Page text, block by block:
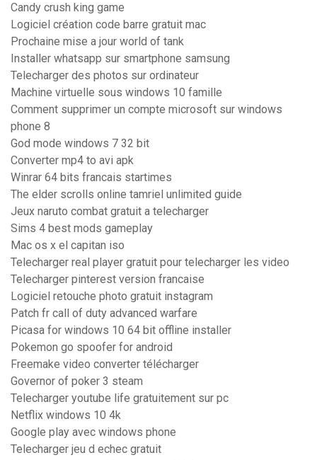
Candy crush king game
Logiciel création code barre gratuit mac
Prochaine mise a jour world of tank
Installer whatsapp sur smartphone samsung
Telecharger des photos sur ordinateur
Machine virtuelle sous windows 10 famille
Comment supprimer un compte microsoft sur windows
phone 8
God mode windows 7 32 bit
Converter mp4 to avi apk
Winrar 64 bits francais startimes
The elder scrolls online tamriel unlimited guide
Jeux naruto combat gratuit a telecharger
Sims 4 best mods gameplay
Mac os x el capitan iso
Telecharger real player gratuit pour telecharger les video
Telecharger pinterest version francaise
Logiciel retouche photo gratuit instagram
Patch fr call of duty advanced warfare
Picasa for windows 10 64 bit offline installer
Pokemon go spoofer for android
Freemake video converter télécharger
Governor of poker 3 steam
Telecharger youtube life gratuitement sur pc
Netflix windows 10 4k
Google play avec windows phone
Telecharger jeu d echec gratuit